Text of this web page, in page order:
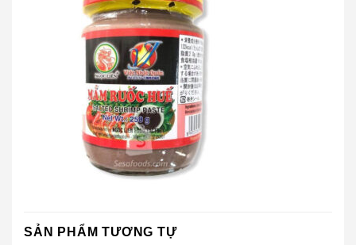
SẢN PHẨM TƯƠNG TỰ